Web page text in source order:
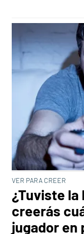
VER PARA CREER
¿Tuviste la
creerás
jugador en